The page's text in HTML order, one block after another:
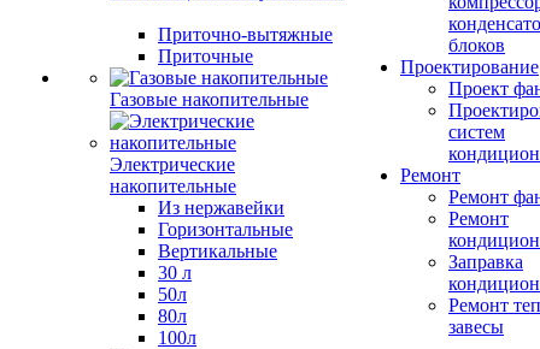
Приточно-вытяжные
Приточные
Газовые накопительные
Электрические
накопительные
Из нержавейки
Горизонтальные
Вертикальные
30 л
50л
80л
100л
блоков
Проектирование
Проект
систем
Ремонт
Ремонт
Ремонт
Заправка
Ремонт
завесы